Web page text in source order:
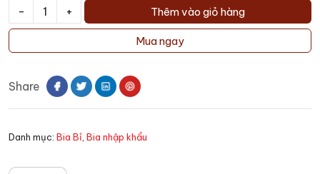
-
Bia
Times
số
+ Thêm vào giỏ hàng
Mua ngay
Share
Danh mục: Bia Bỉ, Bia nhập khẩu